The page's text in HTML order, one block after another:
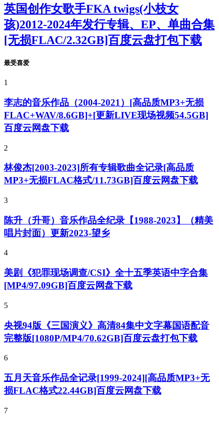
英国创作女歌手FKA twigs(小枝女
孩)2012-2024年发行专辑、EP、单曲合集
[无损FLAC/2.32GB]百度云盘打包下载
最受喜爱
1
李志的音乐作品（2004-2021）[高品质MP3+无损
FLAC+WAV/8.6GB]+[更新LIVE现场视频54.5GB]
百度云网盘下载
2
林俊杰[2003-2023]所有专辑歌曲全记录[高品质
MP3+无损FLAC格式/11.73GB]百度云网盘下载
3
陈升（升哥）音乐作品全纪录【1988-2023】（精美
唱片封面）更新2023-望乡
4
美剧《犯罪现场调查/CSI》全十五季英语中字合集
[MP4/97.09GB]百度云网盘下载
5
央视94版《三国演义》高清84集中文字幕国语配音
完整版[1080P/MP4/70.62GB]百度云盘打包下载
6
五月天音乐作品全记录[1999-2024][高品质MP3+无
损FLAC格式22.44GB]百度云网盘下载
7